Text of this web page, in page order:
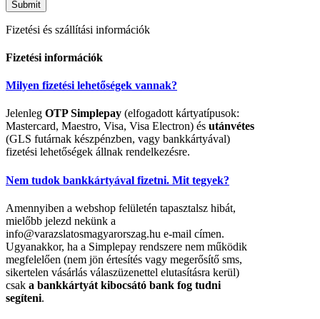
Fizetési és szállítási információk
Fizetési információk
Milyen fizetési lehetőségek vannak?
Jelenleg OTP Simplepay (elfogadott kártyatípusok:
Mastercard, Maestro, Visa, Visa Electron) és utánvétes
(GLS futárnak készpénzben, vagy bankkártyával)
fizetési lehetőségek állnak rendelkezésre.
Nem tudok bankkártyával fizetni. Mit tegyek?
Amennyiben a webshop felületén tapasztalsz hibát,
mielőbb jelezd nekünk a
info@varazslatosmagyarorszag.hu e-mail címen.
Ugyanakkor, ha a Simplepay rendszere nem működik
megfelelően (nem jön értesítés vagy megerősítő sms,
sikertelen vásárlás válaszüzenettel elutasításra kerül)
csak a bankkártyát kibocsátó bank fog tudni
segíteni.